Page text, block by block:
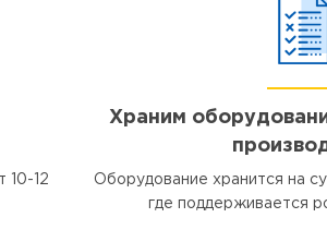
10-12
Храним
Оборудование хранится на
где поддерживается